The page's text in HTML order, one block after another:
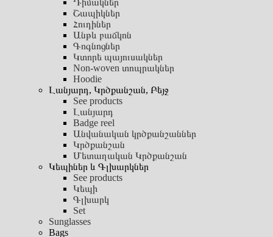
Շապիկներ
Հուդիներ
Անթև բաճկոն
Գոգնոցներ
Կտորե պայուսակներ
Non-woven տոպրակներ
Hoodie
Լանյարդ, Կրծքանշան, Բեյջ
See products
Լանյարդ
Badge reel
Անվանական կրծքանշաններ
Կրծքանշան
Մետաղական Կրծքանշան
Կեպիներ և Գլխարկներ
See products
Կեպի
Գլխարկ
Set
Sunglasses
Bags